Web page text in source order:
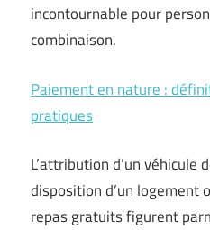
incontournable pour
combinaison.
Paiement en nature :
pratiques
L’attribution d’un véhicule
disposition d’un logement
repas gratuits figurent